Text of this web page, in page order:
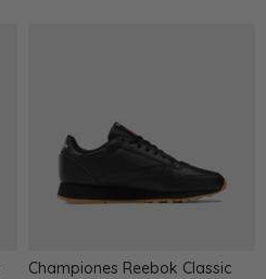
Championes Reebok Classic